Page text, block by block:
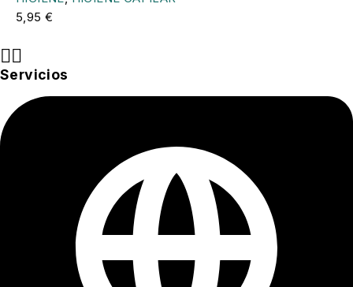
5,95 €
Servicios